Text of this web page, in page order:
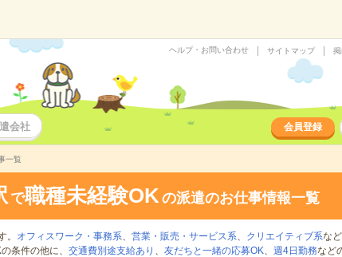
ヘルプ・お問い合わせ サイトマップ
会社 会員登録
一覧
で職種未経験OKの派遣のお仕事情報一覧
オフィスワーク・事務系、 営業・販売・サービス系、 クリエイティブ系な
条件の他に、 交通費別途支給あり 、 友だちと一緒の応募OK、 週4日勤務など